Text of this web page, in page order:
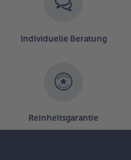
Individuelle Beratung
Reinheitsgarantie